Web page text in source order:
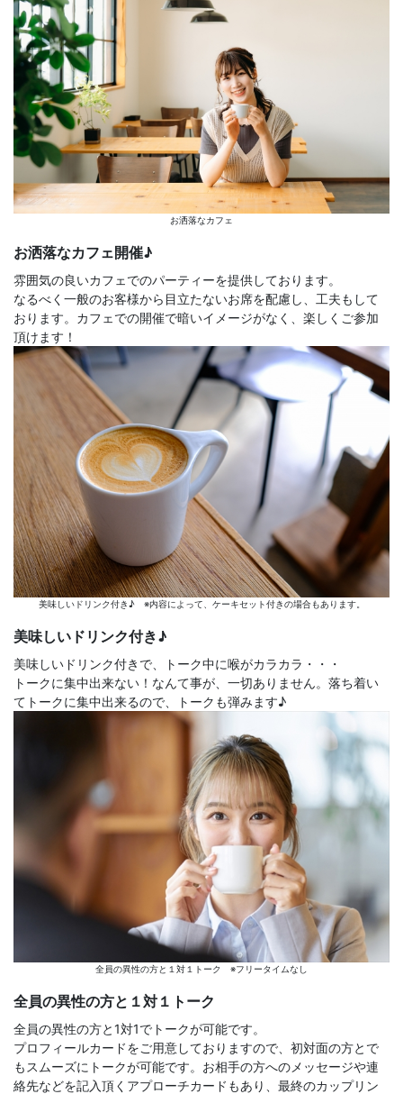
お洒落なカフェ
お洒落なカフェ開催♪
雰囲気の良いカフェでのパーティーを提供しております。
なるべく一般のお客様から目立たないお席を配慮し、工夫もして
おります。カフェでの開催で暗いイメージがなく、楽しくご参加
頂けます！
美味しいドリンク付き♪ ※内容によって、ケーキセット付きの場合もあります。
美味しいドリンク付き♪
美味しいドリンク付きで、トーク中に喉がカラカラ・・・
トークに集中出来ない！なんて事が、一切ありません。落ち着い
てトークに集中出来るので、トークも弾みます♪
全員の異性の方と１対１トーク ※フリータイムなし
全員の異性の方と１対１トーク
全員の異性の方と1対1でトークが可能です。
プロフィールカードをご用意しておりますので、初対面の方とで
もスムーズにトークが可能です。お相手の方へのメッセージや連
絡先などを記入頂くアプローチカードもあり、最終のカップリン